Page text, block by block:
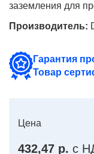
заземления для
Производитель:
Гарантия
Товар
Цена
432,47 р. с